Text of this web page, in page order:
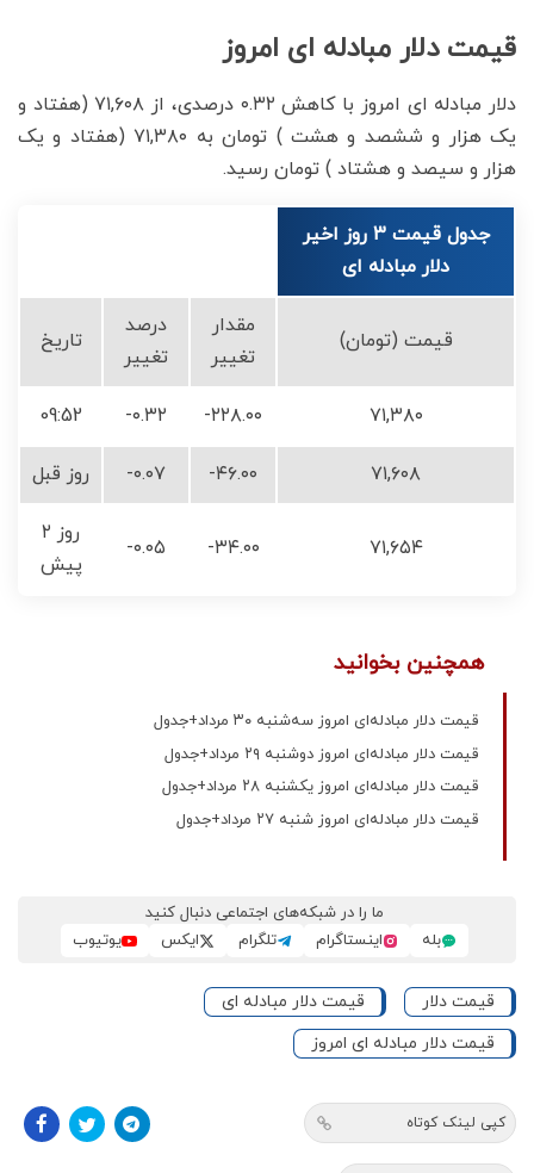
قیمت دلار مبادله ای امروز
دلار مبادله ای امروز با کاهش ۰.۳۲ درصدی، از ۷۱,۶۰۸ (هفتاد و
یک هزار و ششصد و هشت ) تومان به ۷۱,۳۸۰ (هفتاد و یک
هزار و سیصد و هشتاد ) تومان رسید.
جدول قیمت 3 روز اخیر
دلار مبادله ای
قیمت (تومان)
مقدار
تغییر
درصد
تغییر
تاریخ
۷۱,۳۸۰ -۲۲۸.۰۰ -۰.۳۲ 09:52
۷۱,۶۰۸ -۴۶.۰۰ -۰.۰۷ روز قبل
۷۱,۶۵۴ -۳۴.۰۰ -۰.۰۵
۲ روز
پیش
همچنین بخوانید
قیمت دلار مبادله‌ای امروز سه‌شنبه ۳۰ مرداد+جدول
قیمت دلار مبادله‌ای امروز دوشنبه ۲۹ مرداد+جدول
قیمت دلار مبادله‌ای امروز یکشنبه ۲۸ مرداد+جدول
قیمت دلار مبادله‌ای امروز شنبه ۲۷ مرداد+جدول
ما را در شبکه‌های اجتماعی دنبال کنید
بله
اینستاگرام تلگرام ایکس یوتیوب
قیمت دلار
قیمت دلار مبادله ای
قیمت دلار مبادله ای امروز
کپی لینک کوتاه